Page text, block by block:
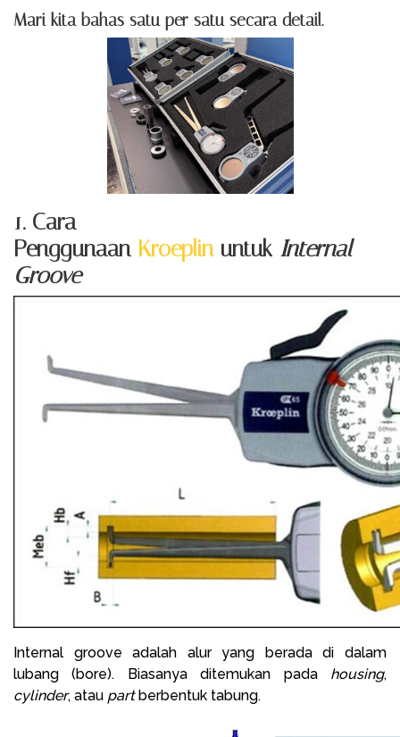
Mari kita bahas satu per satu secara detail.
1. Cara
Penggunaan Kroeplinuntuk Internal
Groove
Internal groove adalah alur yang berada di dalam
lubang (bore). Biasanya ditemukan pada housing,
cylinder, atau partberbentuk tabung.